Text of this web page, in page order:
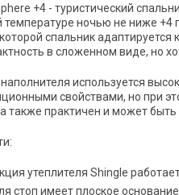
+4 - туристический
ночью не ниже +4
спальник
в сложенном виде, но
наполнителя используется
свойствами, но при
также практичен и может
утеплителя Shingle
стоп имеет плоское